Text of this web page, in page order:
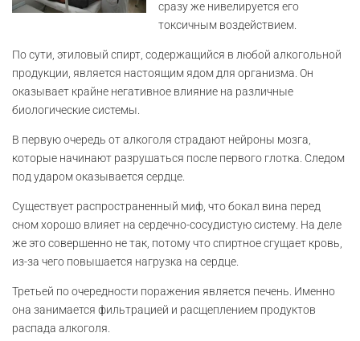
сразу же нивелируется его
токсичным воздействием.
По сути, этиловый спирт, содержащийся в любой алкогольной
продукции, является настоящим ядом для организма. Он
оказывает крайне негативное влияние на различные
биологические системы.
В первую очередь от алкоголя страдают нейроны мозга,
которые начинают разрушаться после первого глотка. Следом
под ударом оказывается сердце.
Существует распространенный миф, что бокал вина перед
сном хорошо влияет на сердечно-сосудистую систему. На деле
же это совершенно не так, потому что спиртное сгущает кровь,
из-за чего повышается нагрузка на сердце.
Третьей по очередности поражения является печень. Именно
она занимается фильтрацией и расщеплением продуктов
распада алкоголя.